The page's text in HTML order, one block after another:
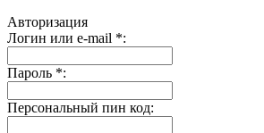
Авторизация
Логин или e-mail *:
Пароль *:
Персональный пин код: